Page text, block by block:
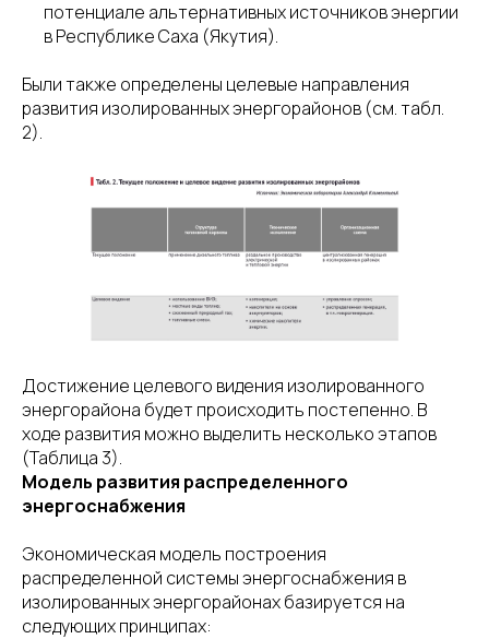
потенциале альтернативных источников энергии
в Республике Саха (Якутия).
Были также определены целевые направления
развития изолированных энергорайонов (см. табл.
2).
Достижение целевого видения изолированного
энергорайона будет происходить постепенно. В
ходе развития можно выделить несколько этапов
(Таблица 3).
Модель развития распределенного
энергоснабжения
Экономическая модель построения
распределенной системы энергоснабжения в
изолированных энергорайонах базируется на
следующих принципах: